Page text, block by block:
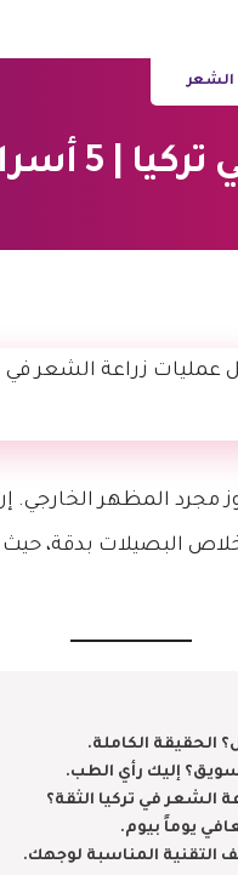
الشعر
ودائمة
مجرد المظهر الخارجي.
الحقيقة الكاملة.
إليك رأي الطب.
الشعر في تركيا الثقة؟
يوماً بيوم.
التقنية المناسبة لوجهك.